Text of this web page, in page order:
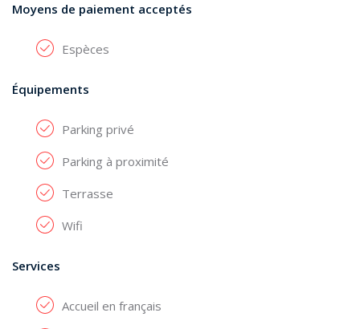
Moyens de paiement acceptés
Espèces
Équipements
Parking privé
Parking à proximité
Terrasse
Wifi
Services
Accueil en français